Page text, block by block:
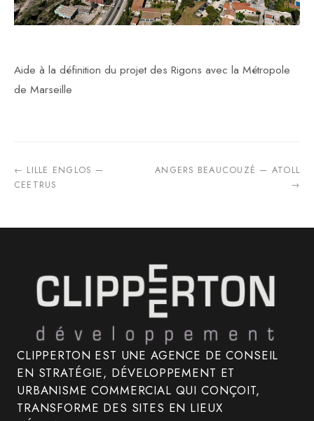
Aide à la définition du projet des Rigons avec la Métropole
de Marseille
← LILLE ENGLOS —
CEETRUS
ANGERS BEAUCOUZÉ — ATOLL
→
CLIPPERTON EST UNE AGENCE DE CONSEIL
EN STRATÉGIE, DÉVELOPPEMENT ET
URBANISME COMMERCIAL QUI CONÇOIT,
TRANSFORME DES SITES EN LIEUX